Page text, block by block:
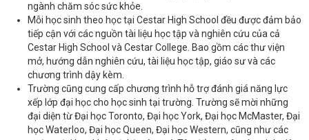
ngành chăm sóc sức khỏe.
Mỗi học sinh theo học tại Cestar High School đều được đảm bảo
tiếp cận với các nguồn tài liệu học tập và nghiên cứu của cả
Cestar High School và Cestar College. Bao gồm các thư viện
mở, hướng dẫn nghiên cứu, tài liệu học tập, giáo sư và các
chương trình dậy kèm.
Trường cũng cung cấp chương trình hỗ trợ đánh giá năng lực
xếp lớp đại học cho học sinh tại trường. Trường sẽ mời những
đại diện từ Đại học Toronto, Đại học York, Đại học McMaster, Đại
học Waterloo, Đại học Queen, Đại học Western, cũng như các